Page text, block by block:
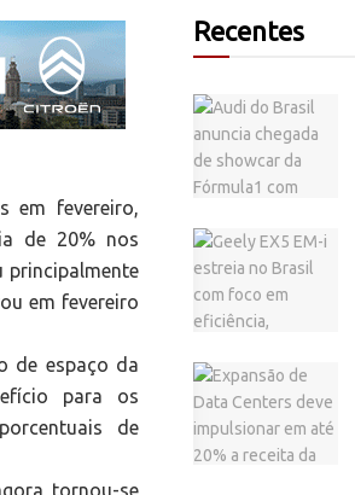
em fevereiro,
de 20% nos
principalmente
em fevereiro
de espaço da
para os
de
tornou-se
Recentes